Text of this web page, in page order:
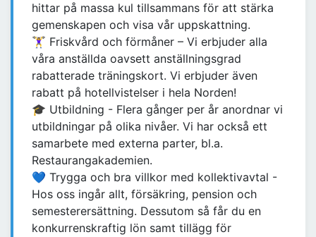
hittar på massa kul tillsammans för att stärka
gemenskapen och visa vår uppskattning.
🏋️‍♀️ Friskvård och förmåner – Vi erbjuder alla
våra anställda oavsett anställningsgrad
rabatterade träningskort. Vi erbjuder även
rabatt på hotellvistelser i hela Norden!
🎓 Utbildning - Flera gånger per år anordnar vi
utbildningar på olika nivåer. Vi har också ett
samarbete med externa parter, bl.a.
Restaurangakademien.
💙 Trygga och bra villkor med kollektivavtal -
Hos oss ingår allt, försäkring, pension och
semesterersättning. Dessutom så får du en
konkurrenskraftig lön samt tillägg för